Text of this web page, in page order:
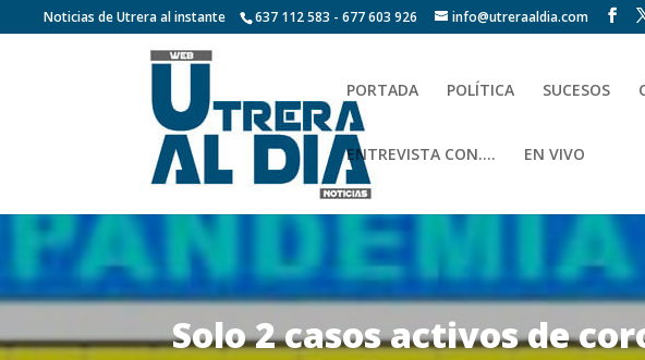
Noticias de Utrera al instante 637 112 583 - 677 603 926 info@utreraaldia.com
PORTADA POLÍTICA SUCESOS
ENTREVISTA CON…. EN VIVO
Solo 2 casos activos de